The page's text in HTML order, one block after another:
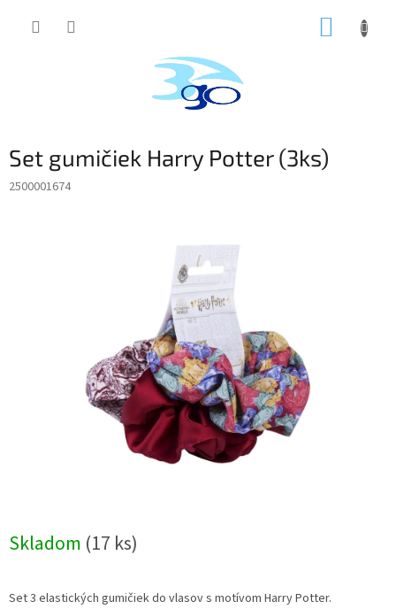
Set gumičiek Harry Potter (3ks)
2500001674
Skladom (17 ks)
Set 3 elastických gumičiek do vlasov s motívom Harry Potter.